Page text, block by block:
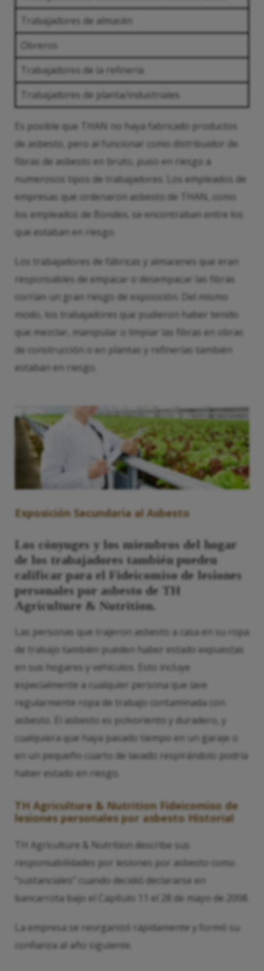
Trabajadores de almacén
Obreros
Trabajadores de la refinería
Trabajadores de planta/industriales
Es posible que THAN no haya fabricado productos
de asbesto, pero al funcionar como distribuidor de
fibras de asbesto en bruto, puso en riesgo a
numerosos tipos de trabajadores. Los empleados de
empresas que ordenaron asbesto de THAN, como
los empleados de Bondex, se encontraban entre los
que estaban en riesgo.
Los trabajadores de fábricas y almacenes que eran
responsables de empacar o desempacar las fibras
corrían un gran riesgo de exposición. Del mismo
modo, los trabajadores que pudieron haber tenido
que mezclar, manipular o limpiar las fibras en obras
de construcción o en plantas y refinerías también
estaban en riesgo.
Exposición Secundaria al Asbesto
Los cónyuges y los miembros del hogar
de los trabajadores también pueden
calificar para el Fideicomiso de lesiones
personales por asbesto de TH
Agriculture & Nutrition.
Las personas que trajeron asbesto a casa en su ropa
de trabajo también pueden haber estado expuestas
en sus hogares y vehículos. Esto incluye
especialmente a cualquier persona que lave
regularmente ropa de trabajo contaminada con
asbesto. El asbesto es polvoriento y duradero, y
cualquiera que haya pasado tiempo en un garaje o
en un pequeño cuarto de lavado respirándolo podría
haber estado en riesgo.
TH Agriculture & Nutrition Fideicomiso de
lesiones personales por asbesto Historial
TH Agriculture & Nutrition describe sus
responsabilidades por lesiones por asbesto como
“sustanciales” cuando decidió declararse en
bancarrota bajo el Capítulo 11 el 28 de mayo de 2008.
La empresa se reorganizó rápidamente y formó su
confianza al año siguiente.